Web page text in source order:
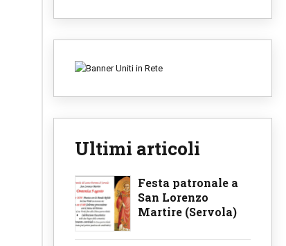
Ultimi articoli
Festa patronale a
San Lorenzo
Martire (Servola)